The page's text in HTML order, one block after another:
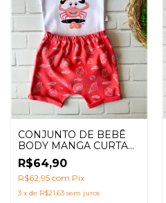
CONJUNTO DE BEBÊ
BODY MANGA CURTA
CARANGUEJO SALMÃO
R$64,90
R$62,95 com Pix
3 x de R$21,63 sem juros